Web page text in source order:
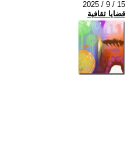
2025 / 9 / 15
قضايا ثقافية